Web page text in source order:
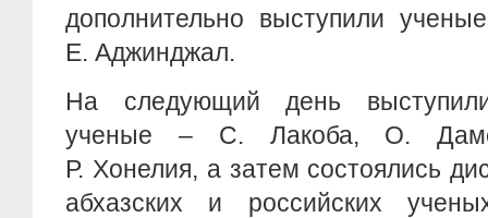
дополнительно выступили
Е. Аджинджал.
На следующий день
ученые – С. Лакоба, О.
Р. Хонелия, а затем состоялись
абхазских и российских